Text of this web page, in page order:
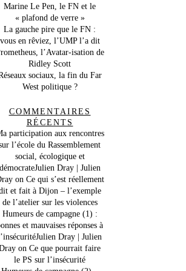
Marine Le Pen, le FN et le
« plafond de verre »
La gauche pire que le FN :
vous en rêviez, l’UMP l’a dit
l’Avatar-isation de
Ridley Scott
sociaux, la fin du Far
West politique ?
COMMENTAIRES
RÉCENTS
participation aux rencontres
l’école du Rassemblement
social, écologique et
démocrateJulien Dray | Julien
on Ce qui s’est réellement
et fait à Dijon – l’exemple
de l’atelier sur les violences
Humeurs de campagne (1) :
et mauvaises réponses à
Dray | Julien
on Ce que pourrait faire
le PS sur l’insécurité